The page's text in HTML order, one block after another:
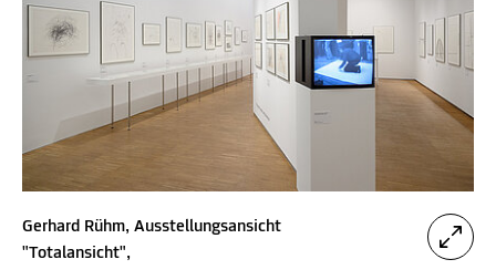
Gerhard Rühm, Ausstellungsansicht
"Totalansicht",